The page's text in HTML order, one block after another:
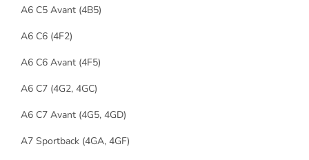
A6 C5 Avant (4B5)
A6 C6 (4F2)
A6 C6 Avant (4F5)
A6 C7 (4G2, 4GC)
A6 C7 Avant (4G5, 4GD)
A7 Sportback (4GA, 4GF)